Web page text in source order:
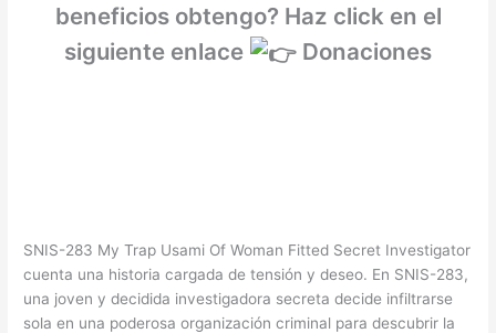
beneficios obtengo? Haz click en el
siguiente enlace
Donaciones
SNIS-283 My Trap Usami Of Woman Fitted Secret Investigator
cuenta una historia cargada de tensión y deseo. En SNIS-283,
una joven y decidida investigadora secreta decide infiltrarse
sola en una poderosa organización criminal para descubrir la